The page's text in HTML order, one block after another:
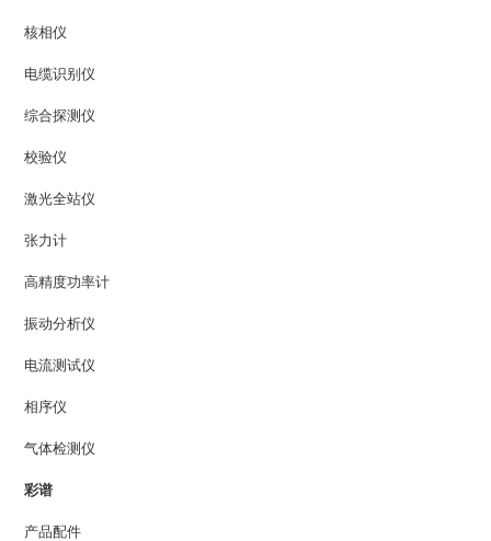
核相仪
电缆识别仪
综合探测仪
校验仪
激光全站仪
张力计
高精度功率计
振动分析仪
电流测试仪
相序仪
气体检测仪
彩谱
产品配件